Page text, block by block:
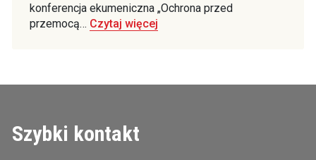
konferencja ekumeniczna „Ochrona przed
przemocą… Czytaj więcej
Szybki kontakt